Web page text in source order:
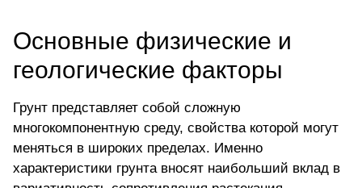
Основные физические и
геологические факторы
Грунт представляет собой сложную
многокомпонентную среду, свойства которой могут
меняться в широких пределах. Именно
характеристики грунта вносят наибольший вклад в